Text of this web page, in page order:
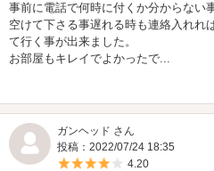
事前に電話で何時に付くか分からない
空けて下さる事遅れる時も連絡入れれ
て行く事が出来ました。
お部屋もキレイでよかったで...
ガンヘッド さん
投稿：2022/07/24 18:35
5つ星のうち4
4.20